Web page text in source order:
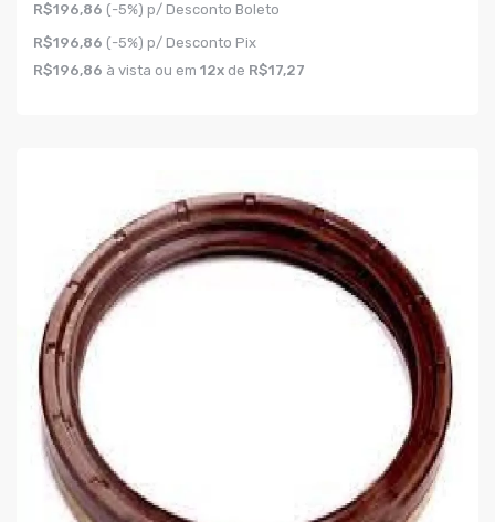
R$196,86 (-5%) p/ Desconto Boleto
R$196,86 (-5%) p/ Desconto Pix
R$196,86 à vista ou em 12x de R$17,27